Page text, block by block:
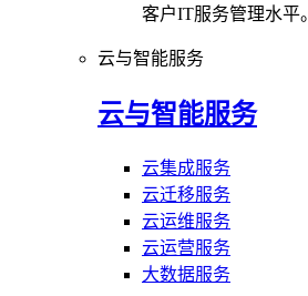
客户IT服务管理水平。
云与智能服务
云与智能服务
云集成服务
云迁移服务
云运维服务
云运营服务
大数据服务